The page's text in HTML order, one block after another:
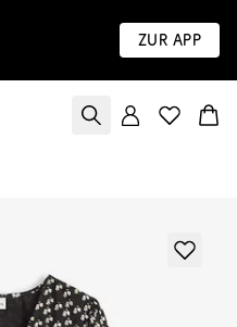
Zur App